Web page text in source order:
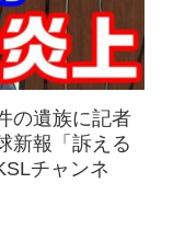
の遺族に記者
新報「訴える
チャンネ